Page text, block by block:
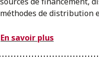
méthodes de distribution
En savoir plus